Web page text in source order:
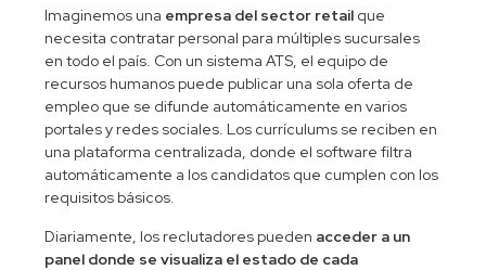
Imaginemos una empresa del sector retail que
necesita contratar personal para múltiples sucursales
en todo el país. Con un sistema ATS, el equipo de
recursos humanos puede publicar una sola oferta de
empleo que se difunde automáticamente en varios
portales y redes sociales. Los currículums se reciben en
una plataforma centralizada, donde el software filtra
automáticamente a los candidatos que cumplen con los
requisitos básicos.
Diariamente, los reclutadores pueden acceder a un
panel donde se visualiza el estado de cada